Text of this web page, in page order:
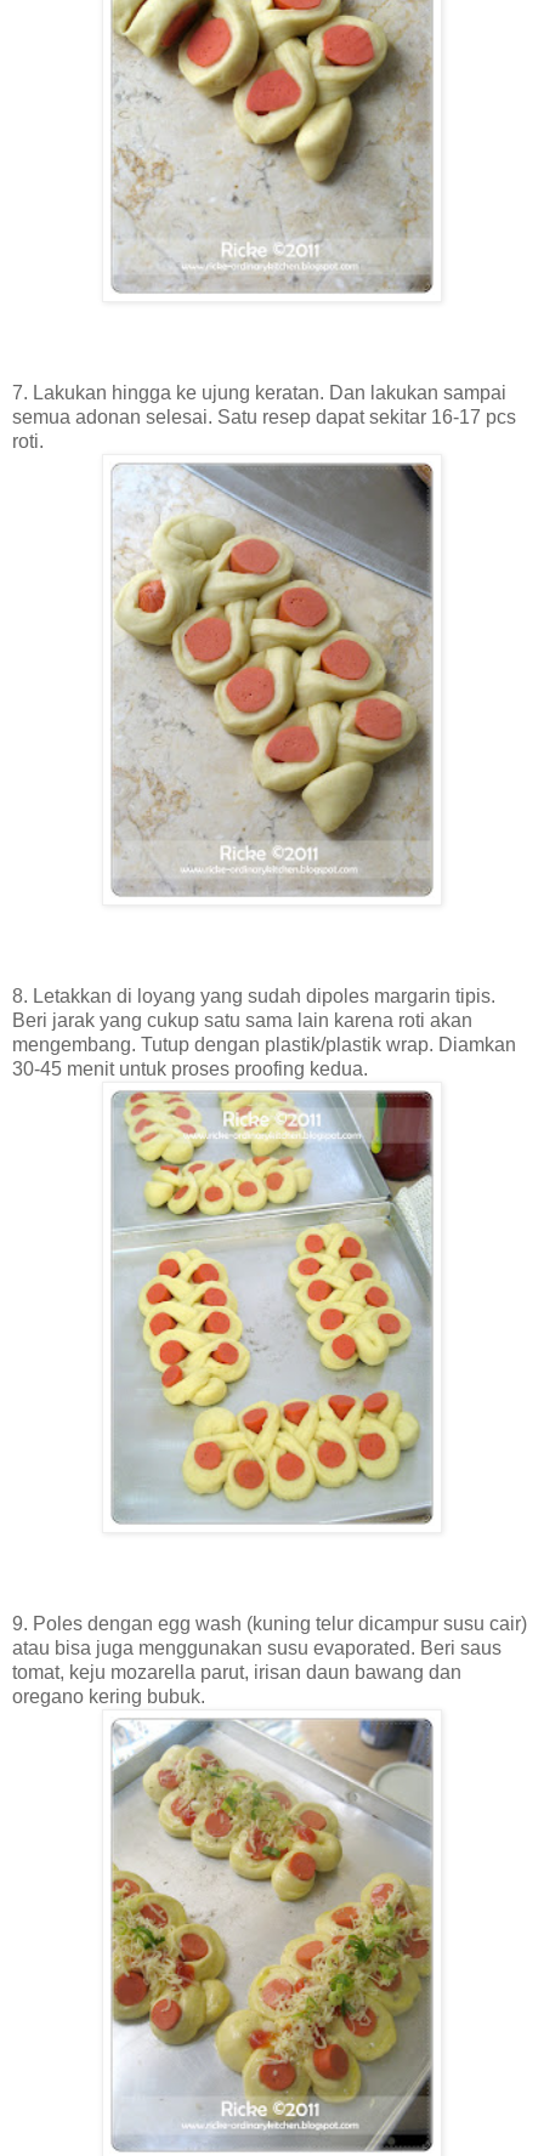
7. Lakukan hingga ke ujung keratan. Dan lakukan sampai
semua adonan selesai. Satu resep dapat sekitar 16-17 pcs
roti.
8. Letakkan di loyang yang sudah dipoles margarin tipis.
Beri jarak yang cukup satu sama lain karena roti akan
mengembang. Tutup dengan plastik/plastik wrap. Diamkan
30-45 menit untuk proses proofing kedua.
9. Poles dengan egg wash (kuning telur dicampur susu cair)
atau bisa juga menggunakan susu evaporated. Beri saus
tomat, keju mozarella parut, irisan daun bawang dan
oregano kering bubuk.